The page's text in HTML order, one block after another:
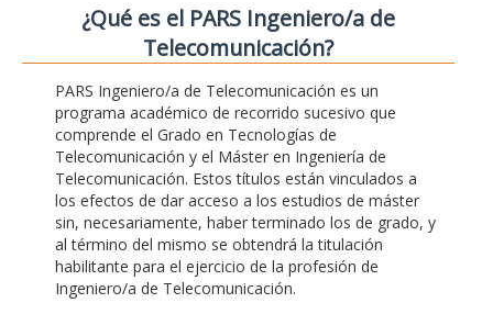
¿Qué es el PARS Ingeniero/a de
Telecomunicación?
PARS Ingeniero/a de Telecomunicación es un
programa académico de recorrido sucesivo que
comprende el Grado en Tecnologías de
Telecomunicación y el Máster en Ingeniería de
Telecomunicación. Estos títulos están vinculados a
los efectos de dar acceso a los estudios de máster
sin, necesariamente, haber terminado los de grado, y
al término del mismo se obtendrá la titulación
habilitante para el ejercicio de la profesión de
Ingeniero/a de Telecomunicación.